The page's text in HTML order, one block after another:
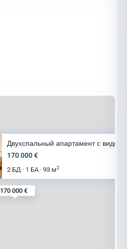
170 000 €
Двухспальный апартамент с видо
170 000 €
2 БД · 1 БА · 93 м2